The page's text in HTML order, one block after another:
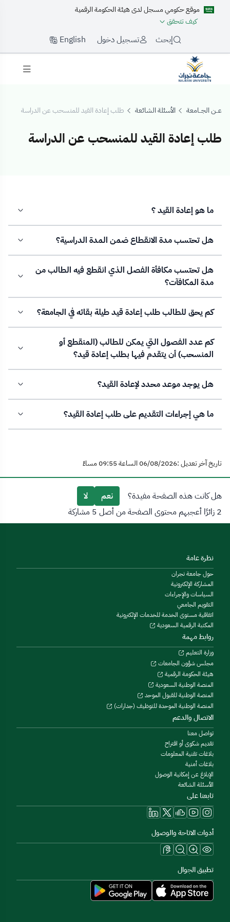
موقع حكومي مسجل لدى هيئة الحكومة الرقمية
كيف تتحقق
إبحث تسجيل دخول English
عــن الجــامعة الأسئلة الشائعة طلب إعادة القيد للمنسحب عن الدراسة
طلب إعادة القيد للمنسحب عن الدراسة
طلب إعادة القيد
ما هو إعادة القيد ؟
هل تحتسب مدة الانقطاع ضمن المدة الدراسية؟
هل تحتسب مكافأة الفصل الذي انقطع فيه الطالب من
مدة المكافآت؟
كم يحق للطالب طلب إعادة قيد طيلة بقائه في الجامعة؟
كم عدد الفصول التي يمكن للطالب (المنقطع أو
المنسحب) أن يتقدم فيها بطلب إعادة قيد؟
هل يوجد موعد محدد لإعادة القيد؟
ما هي إجراءات التقديم على طلب إعادة القيد؟
تاريخ آخر تعديل :06/08/2026 الساعة 09:55 مساءً
هل كانت هذه الصفحة مفيدة؟ نعم
لا
2 زائرًا أعجبهم محتوى الصفحة من أصل 5 مشاركة
نظرة عامة
حول جامعة نجران
المشاركة الإلكترونية
السياسات والإجراءات
التقويم الجامعي
اتفاقية مستوى الخدمة للخدمات الإلكترونية
المكتبة الرقمية السعودية
روابط مهمة
وزارة التعليم
مجلس شؤون الجامعات
هيئة الحكومة الرقمية
المنصة الوطنية السعودية
المنصة الوطنية للقبول الموحد
المنصة الوطنية الموحدة للتوظيف (جدارات)
الاتصال والدعم
تواصل معنا
تقديم شكوى أو اقتراح
بلاغات تقنية المعلومات
بلاغات أمنية
الإبلاغ عن إمكانية الوصول
الأسئلة الشائعة
تابعنا على
أدوات الاتاحة والوصول
تطبيق الجوال